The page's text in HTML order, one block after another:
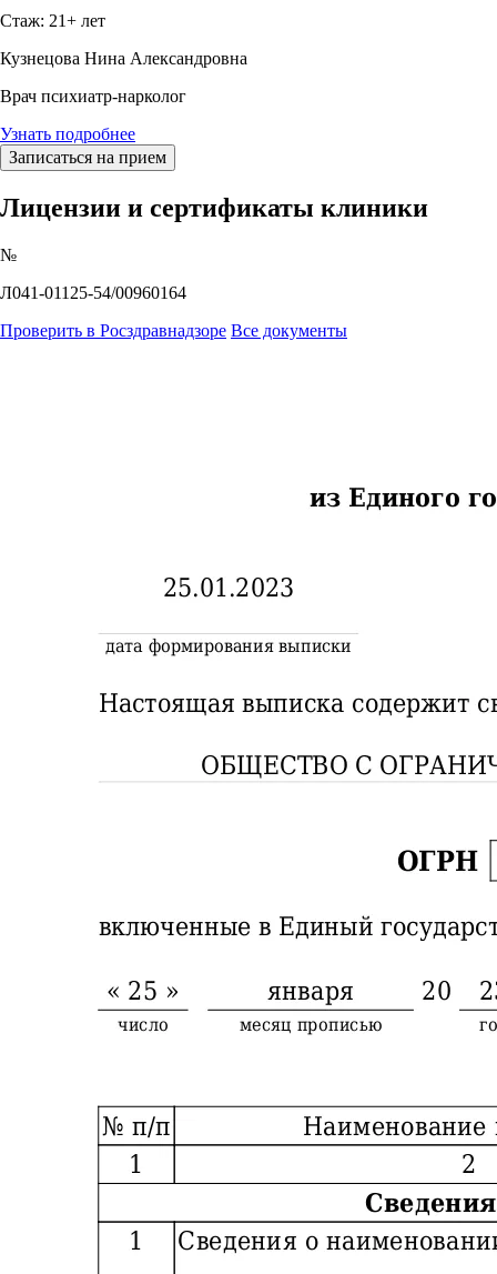
Стаж: 21+ лет
Кузнецова Нина Александровна
Врач психиатр-нарколог
Узнать подробнее
Записаться на прием
Лицензии и сертификаты клиники
№
Л041-01125-54/00960164
Проверить в Росздравнадзоре Все документы